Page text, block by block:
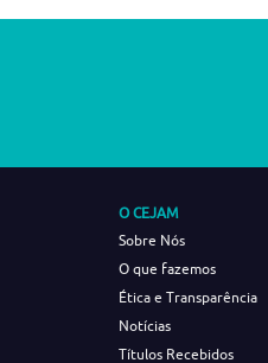
O CEJAM
Sobre Nós
O que fazemos
Ética e Transparência
Notícias
Títulos Recebidos